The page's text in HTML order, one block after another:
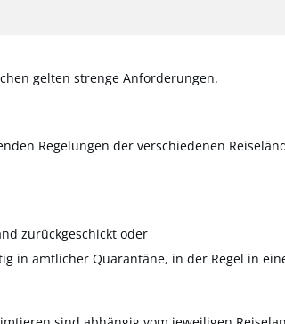
gelten strenge Anforderungen.
Regelungen der verschiedenen
zurückgeschickt oder
in amtlicher Quarantäne, in der Regel in